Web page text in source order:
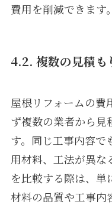
費用を削減できます。
4.2. 複数の見積も
屋根リフォームの費
ず複数の業者から見
す。同じ工事内容で
用材料、工法が異な
を比較する際は、単
材料の品質や工事内